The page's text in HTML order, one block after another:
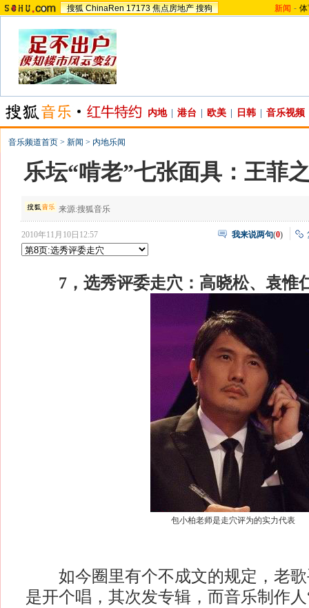
搜狐 ChinaRen 17173 焦点房地产 搜狗 新闻 -
内地 港台 欧美 日韩 音乐视频
音乐频道首页 > 新闻 > 内地乐闻
乐坛“啃老”七张面具：王菲
来源:搜狐音乐
2010年11月10日12:57 我来说两句(0)
7，选秀评委走穴：高晓松、袁惟
包小柏老师是走穴评为的实力代表
如今圈里有个不成文的规定，老歌
是开个唱，其次发专辑，而音乐制作